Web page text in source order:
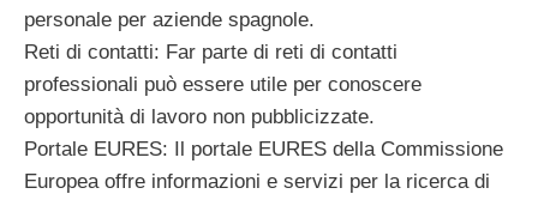
personale per aziende spagnole.
Reti di contatti: Far parte di reti di contatti
professionali può essere utile per conoscere
opportunità di lavoro non pubblicizzate.
Portale EURES: Il portale EURES della Commissione
Europea offre informazioni e servizi per la ricerca di